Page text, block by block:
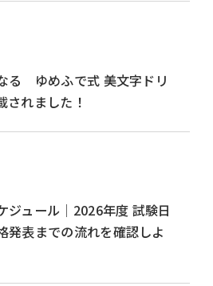
る ゆめふで式 美文字ドリ
されました！
ジュール│2026年度 試験日
発表までの流れを確認しよ